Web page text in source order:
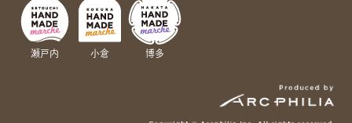
瀬戸内 小倉 博多